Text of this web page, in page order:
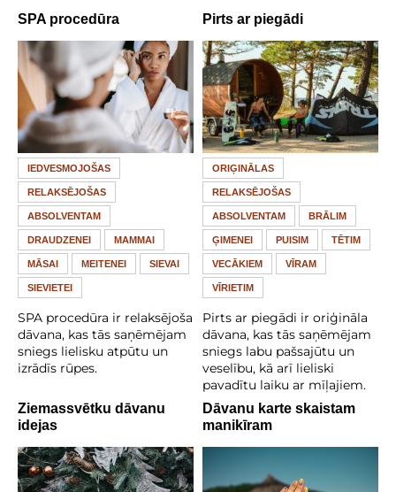
SPA procedūra
IEDVESMOJOŠAS
RELAKSĒJOŠAS
ABSOLVENTAM
DRAUDZENEI MAMMAI
MĀSAI MEITENEI SIEVAI
SIEVIETEI
SPA procedūra ir relaksējoša
dāvana, kas tās saņēmējam
sniegs lielisku atpūtu un
izrādīs rūpes.
Pirts ar piegādi
ORIĢINĀLAS
RELAKSĒJOŠAS
ABSOLVENTAM BRĀLIM
ĢIMENEI PUISIM TĒTIM
VECĀKIEM VĪRAM
VĪRIETIM
Pirts ar piegādi ir oriģināla
dāvana, kas tās saņēmējam
sniegs labu pašsajūtu un
veselību, kā arī lieliski
pavadītu laiku ar mīļajiem.
Ziemassvētku dāvanu
idejas
Dāvanu karte skaistam
manikīram